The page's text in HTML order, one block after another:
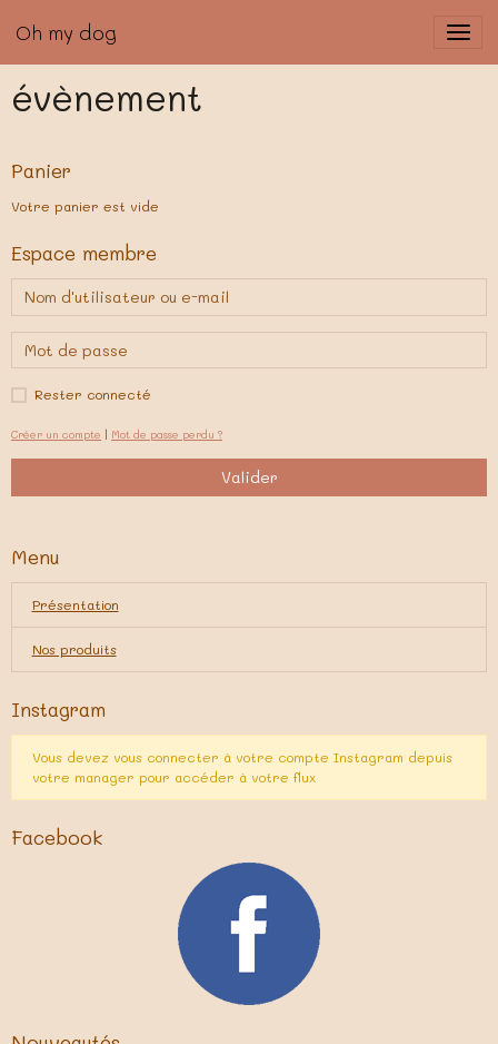
Oh my dog
évènement
Panier
Votre panier est vide
Espace membre
Rester connecté
Créer un compte | Mot de passe perdu ?
Valider
Menu
Présentation
Nos produits
Instagram
Vous devez vous connecter à votre compte Instagram depuis
votre manager pour accéder à votre flux
Facebook